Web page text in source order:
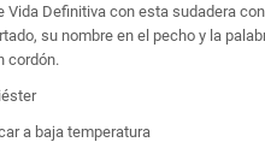
Vida Definitiva con esta sudadera
su nombre en el pecho y la
cordón.
a baja temperatura